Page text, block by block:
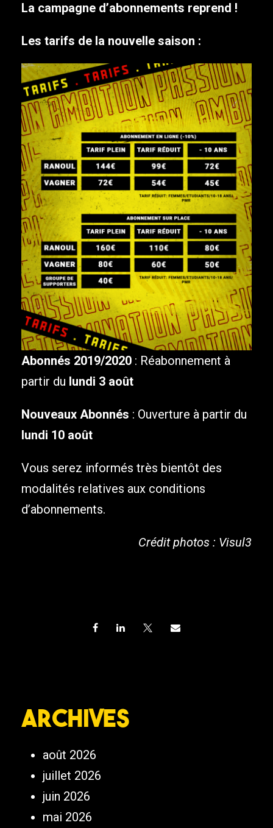
La campagne d’abonnements reprend !
Les tarifs de la nouvelle saison :
Abonnés 2019/2020 : Réabonnement à
partir du lundi 3 août
Nouveaux Abonnés : Ouverture à partir du
lundi 10 août
Vous serez informés très bientôt des
modalités relatives aux conditions
d’abonnements.
Crédit photos : Visul3
Archives
août 2026
juillet 2026
juin 2026
mai 2026